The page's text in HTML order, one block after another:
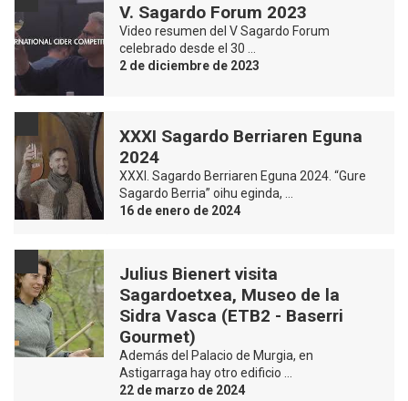
V. Sagardo Forum 2023
Video resumen del V Sagardo Forum
celebrado desde el 30 …
2 de diciembre de 2023
XXXI Sagardo Berriaren Eguna
2024
XXXI. Sagardo Berriaren Eguna 2024. “Gure
Sagardo Berria” oihu eginda, …
16 de enero de 2024
Julius Bienert visita
Sagardoetxea, Museo de la
Sidra Vasca (ETB2 - Baserri
Gourmet)
Además del Palacio de Murgia, en
Astigarraga hay otro edificio …
22 de marzo de 2024